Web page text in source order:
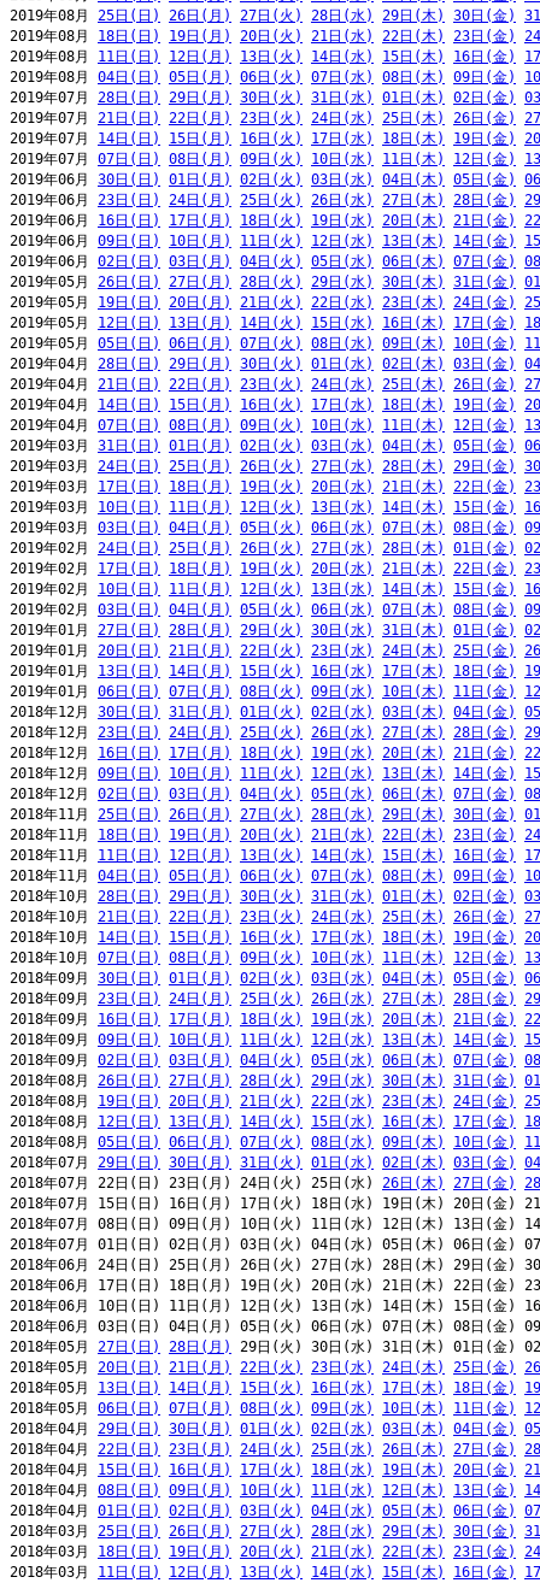
2019年08月 25日(日) 26日(月) 27日(火) 28日(水) 29日(木) 30日(金)
2019年08月 18日(日) 19日(月) 20日(火) 21日(水) 22日(木) 23日(金)
2019年08月 11日(日) 12日(月) 13日(火) 14日(水) 15日(木) 16日(金)
2019年08月 04日(日) 05日(月) 06日(火) 07日(水) 08日(木) 09日(金)
2019年07月 28日(日) 29日(月) 30日(火) 31日(水) 01日(木) 02日(金)
2019年07月 21日(日) 22日(月) 23日(火) 24日(水) 25日(木) 26日(金)
2019年07月 14日(日) 15日(月) 16日(火) 17日(水) 18日(木) 19日(金)
2019年07月 07日(日) 08日(月) 09日(火) 10日(水) 11日(木) 12日(金)
2019年06月 30日(日) 01日(月) 02日(火) 03日(水) 04日(木) 05日(金)
2019年06月 23日(日) 24日(月) 25日(火) 26日(水) 27日(木) 28日(金)
2019年06月 16日(日) 17日(月) 18日(火) 19日(水) 20日(木) 21日(金)
2019年06月 09日(日) 10日(月) 11日(火) 12日(水) 13日(木) 14日(金)
2019年06月 02日(日) 03日(月) 04日(火) 05日(水) 06日(木) 07日(金)
2019年05月 26日(日) 27日(月) 28日(火) 29日(水) 30日(木) 31日(金)
2019年05月 19日(日) 20日(月) 21日(火) 22日(水) 23日(木) 24日(金)
2019年05月 12日(日) 13日(月) 14日(火) 15日(水) 16日(木) 17日(金)
2019年05月 05日(日) 06日(月) 07日(火) 08日(水) 09日(木) 10日(金)
2019年04月 28日(日) 29日(月) 30日(火) 01日(水) 02日(木) 03日(金)
2019年04月 21日(日) 22日(月) 23日(火) 24日(水) 25日(木) 26日(金)
2019年04月 14日(日) 15日(月) 16日(火) 17日(水) 18日(木) 19日(金)
2019年04月 07日(日) 08日(月) 09日(火) 10日(水) 11日(木) 12日(金)
2019年03月 31日(日) 01日(月) 02日(火) 03日(水) 04日(木) 05日(金)
2019年03月 24日(日) 25日(月) 26日(火) 27日(水) 28日(木) 29日(金)
2019年03月 17日(日) 18日(月) 19日(火) 20日(水) 21日(木) 22日(金)
2019年03月 10日(日) 11日(月) 12日(火) 13日(水) 14日(木) 15日(金)
2019年03月 03日(日) 04日(月) 05日(火) 06日(水) 07日(木) 08日(金)
2019年02月 24日(日) 25日(月) 26日(火) 27日(水) 28日(木) 01日(金)
2019年02月 17日(日) 18日(月) 19日(火) 20日(水) 21日(木) 22日(金)
2019年02月 10日(日) 11日(月) 12日(火) 13日(水) 14日(木) 15日(金)
2019年02月 03日(日) 04日(月) 05日(火) 06日(水) 07日(木) 08日(金)
2019年01月 27日(日) 28日(月) 29日(火) 30日(水) 31日(木) 01日(金)
2019年01月 20日(日) 21日(月) 22日(火) 23日(水) 24日(木) 25日(金)
2019年01月 13日(日) 14日(月) 15日(火) 16日(水) 17日(木) 18日(金)
2019年01月 06日(日) 07日(月) 08日(火) 09日(水) 10日(木) 11日(金)
2018年12月 30日(日) 31日(月) 01日(火) 02日(水) 03日(木) 04日(金)
2018年12月 23日(日) 24日(月) 25日(火) 26日(水) 27日(木) 28日(金)
2018年12月 16日(日) 17日(月) 18日(火) 19日(水) 20日(木) 21日(金)
2018年12月 09日(日) 10日(月) 11日(火) 12日(水) 13日(木) 14日(金)
2018年12月 02日(日) 03日(月) 04日(火) 05日(水) 06日(木) 07日(金)
2018年11月 25日(日) 26日(月) 27日(火) 28日(水) 29日(木) 30日(金)
2018年11月 18日(日) 19日(月) 20日(火) 21日(水) 22日(木) 23日(金)
2018年11月 11日(日) 12日(月) 13日(火) 14日(水) 15日(木) 16日(金)
2018年11月 04日(日) 05日(月) 06日(火) 07日(水) 08日(木) 09日(金)
2018年10月 28日(日) 29日(月) 30日(火) 31日(水) 01日(木) 02日(金)
2018年10月 21日(日) 22日(月) 23日(火) 24日(水) 25日(木) 26日(金)
2018年10月 14日(日) 15日(月) 16日(火) 17日(水) 18日(木) 19日(金)
2018年10月 07日(日) 08日(月) 09日(火) 10日(水) 11日(木) 12日(金)
2018年09月 30日(日) 01日(月) 02日(火) 03日(水) 04日(木) 05日(金)
2018年09月 23日(日) 24日(月) 25日(火) 26日(水) 27日(木) 28日(金)
2018年09月 16日(日) 17日(月) 18日(火) 19日(水) 20日(木) 21日(金)
2018年09月 09日(日) 10日(月) 11日(火) 12日(水) 13日(木) 14日(金)
2018年09月 02日(日) 03日(月) 04日(火) 05日(水) 06日(木) 07日(金)
2018年08月 26日(日) 27日(月) 28日(火) 29日(水) 30日(木) 31日(金)
2018年08月 19日(日) 20日(月) 21日(火) 22日(水) 23日(木) 24日(金)
2018年08月 12日(日) 13日(月) 14日(火) 15日(水) 16日(木) 17日(金)
2018年08月 05日(日) 06日(月) 07日(火) 08日(水) 09日(木) 10日(金)
2018年07月 29日(日) 30日(月) 31日(火) 01日(水) 02日(木) 03日(金)
2018年07月 22日(日) 23日(月) 24日(火) 25日(水) 26日(木) 27日(金)
2018年07月 15日(日) 16日(月) 17日(火) 18日(水) 19日(木) 20日(金)
2018年07月 08日(日) 09日(月) 10日(火) 11日(水) 12日(木) 13日(金)
2018年07月 01日(日) 02日(月) 03日(火) 04日(水) 05日(木) 06日(金)
2018年06月 24日(日) 25日(月) 26日(火) 27日(水) 28日(木) 29日(金)
2018年06月 17日(日) 18日(月) 19日(火) 20日(水) 21日(木) 22日(金)
2018年06月 10日(日) 11日(月) 12日(火) 13日(水) 14日(木) 15日(金)
2018年06月 03日(日) 04日(月) 05日(火) 06日(水) 07日(木) 08日(金)
2018年05月 27日(日) 28日(月)
29日(火) 30日(水) 31日(木) 01日(金)
2018年05月 20日(日) 21日(月) 22日(火) 23日(水) 24日(木) 25日(金)
2018年05月 13日(日) 14日(月) 15日(火) 16日(水) 17日(木) 18日(金)
2018年05月 06日(日) 07日(月) 08日(火) 09日(水) 10日(木) 11日(金)
2018年04月 29日(日) 30日(月) 01日(火) 02日(水) 03日(木) 04日(金)
2018年04月 22日(日) 23日(月) 24日(火) 25日(水) 26日(木) 27日(金)
2018年04月 15日(日) 16日(月) 17日(火) 18日(水) 19日(木) 20日(金)
2018年04月 08日(日) 09日(月) 10日(火) 11日(水) 12日(木) 13日(金)
2018年04月 01日(日) 02日(月) 03日(火) 04日(水) 05日(木) 06日(金)
2018年03月 25日(日) 26日(月) 27日(火) 28日(水) 29日(木) 30日(金)
2018年03月 18日(日) 19日(月) 20日(火) 21日(水) 22日(木) 23日(金)
2018年03月 11日(日) 12日(月) 13日(火) 14日(水) 15日(木) 16日(金)